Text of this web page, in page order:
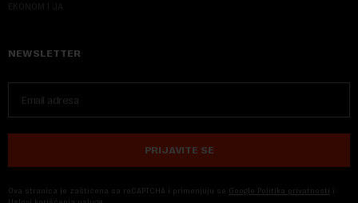
EKONOM I JA
NEWSLETTER
PRIJAVITE SE
Ova stranica je zaštićena sa reCAPTCHA i primenjuju se Google Politika privatnosti i